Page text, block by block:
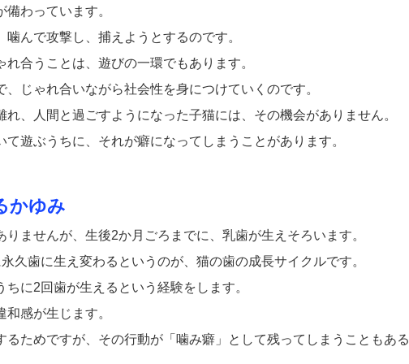
わっています。
んで攻撃し、捕えようとするのです。
合うことは、遊びの一環でもあります。
じゃれ合いながら社会性を身につけていくのです。
れ、人間と過ごすようになった子猫には、その機会がありません。
遊ぶうちに、それが癖になってしまうことがあります。
かゆみ
ませんが、生後2か月ごろまでに、乳歯が生えそろいます。
久歯に生え変わるというのが、猫の歯の成長サイクルです。
に2回歯が生えるという経験をします。
感が生じます。
ためですが、その行動が「噛み癖」として残ってしまうこともある